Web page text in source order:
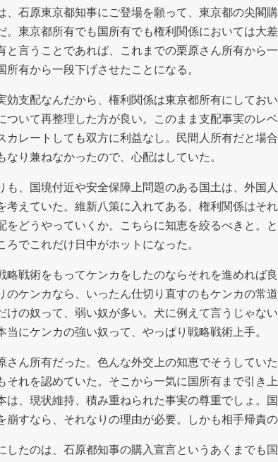
、石原東京都知事にご登場を願って、東京都の尖閣
。東京都所有でも国所有でも権利関係においては大
と言うことであれば、これまでの栗原さん所有から
所有から一段下げさせたことになる。
効支配なんだから、権利関係は東京都所有にしてお
ついて再整理した方が良い。このまま支配事実のレ
カレートしても双方に利益なし。民間人所有だと場
なり兼ねなかったので、心配はしていた。
も、国境付近や安全保障上問題のある国土は、外国
考えていた。維新八策に入れてある。権利関係はそれ
をどうやっていくか。こちらに知恵を絞るべきと。と
ろでこれだけ日中がホットになった。
略戦術をもってケンカをしたのならそれを進めれば
のケンカなら、いったん仕切り直すのもケンカの常
けの奴って、弱い奴が多い。犬に例えて言うじゃな
当にケンカの強い奴って、やっぱり戦略戦術上手。
さん所有だった。色んな外交上の知恵でそうしていた
それを認めていた。そこから一気に国所有まで引き
は、現状維持、積み重ねられた事実の尊重でしょ。
崩すなら、それなりの理由が必要。しかも相手帰責
したのは、石原都知事の購入宣言というあくまでも